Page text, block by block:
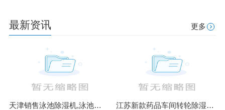
最新资讯 更多
天津销售泳池除湿机,泳池除湿热泵原理图,泳池除湿设备 江苏新款药品车间转轮除湿机销售(你货比三家了吗？2023已更新)